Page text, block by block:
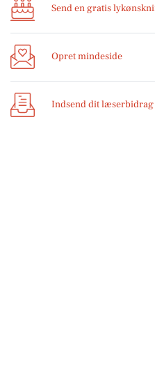
Send en gratis
Opret mindeside
Indsend dit læserbidrag